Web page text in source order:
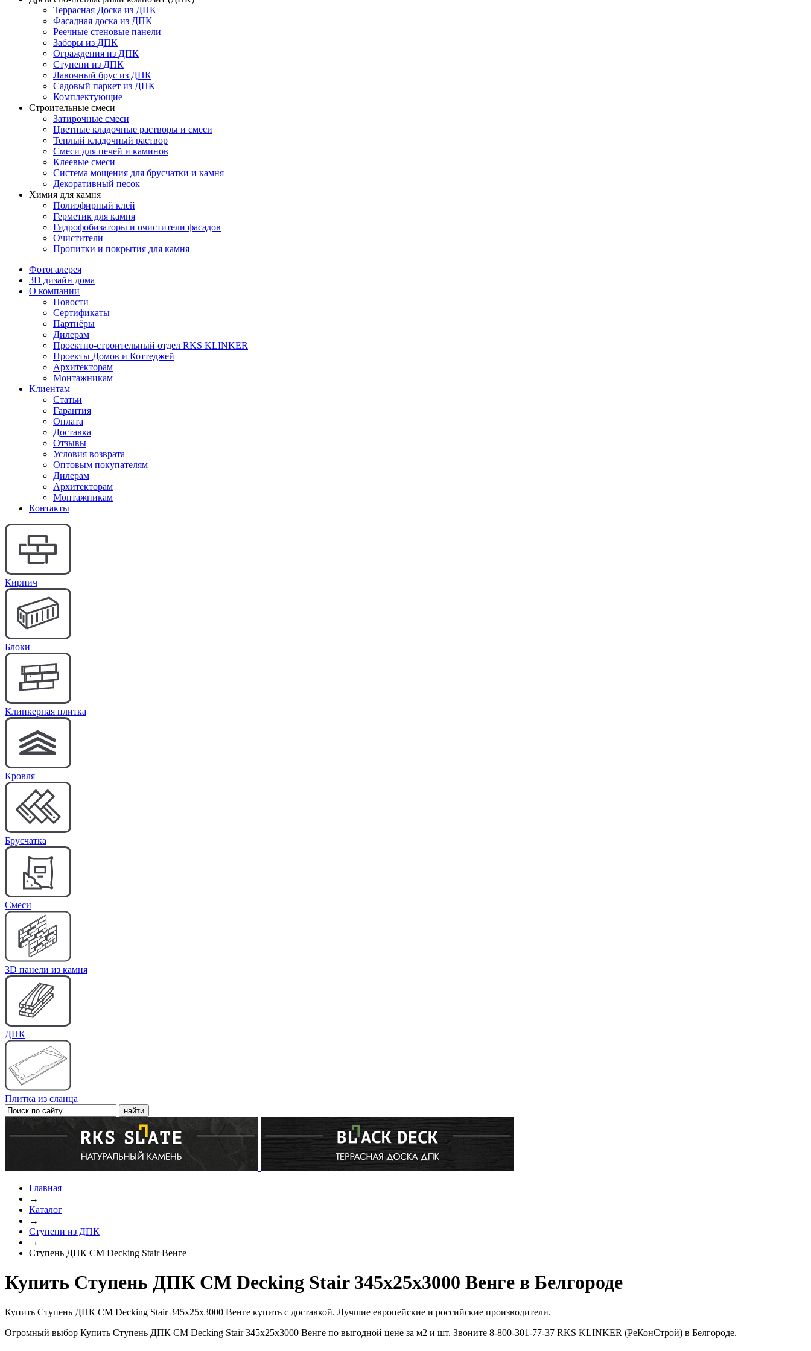
Террасная Доска из ДПК
Фасадная доска из ДПК
Реечные стеновые панели
Заборы из ДПК
Ограждения из ДПК
Ступени из ДПК
Лавочный брус из ДПК
Садовый паркет из ДПК
Комплектующие
Строительные смеси
Затирочные смеси
Цветные кладочные растворы и смеси
Теплый кладочный раствор
Смеси для печей и каминов
Клеевые смеси
Система мощения для брусчатки и камня
Декоративный песок
Химия для камня
Полиэфирный клей
Герметик для камня
Гидрофобизаторы и очистители фасадов
Очистители
Пропитки и покрытия для камня
Фотогалерея
3D дизайн дома
О компании
Новости
Сертификаты
Партнёры
Дилерам
Проектно-строительный отдел RKS KLINKER
Проекты Домов и Коттеджей
Архитекторам
Монтажникам
Клиентам
Статьи
Гарантия
Оплата
Доставка
Отзывы
Условия возврата
Оптовым покупателям
Дилерам
Архитекторам
Монтажникам
Контакты
Кирпич
Блоки
Клинкерная плитка
Кровля
Брусчатка
Cмеси
3D панели из камня
ДПК
Плитка из сланца
Главная
→
Каталог
→
Ступени из ДПК
→
Ступень ДПК CM Decking Stair Венге
Купить Ступень ДПК CM Decking Stair 345х25х3000 Венге в Белгороде
Купить Ступень ДПК CM Decking Stair 345х25х3000 Венге купить с доставкой. Лучшие европейские и российские производители.
Огромный выбор Купить Ступень ДПК CM Decking Stair 345х25х3000 Венге по выгодной цене за м2 и шт. Звоните 8-800-301-77-37 RKS KLINKER (РеКонСтрой) в Белгороде.